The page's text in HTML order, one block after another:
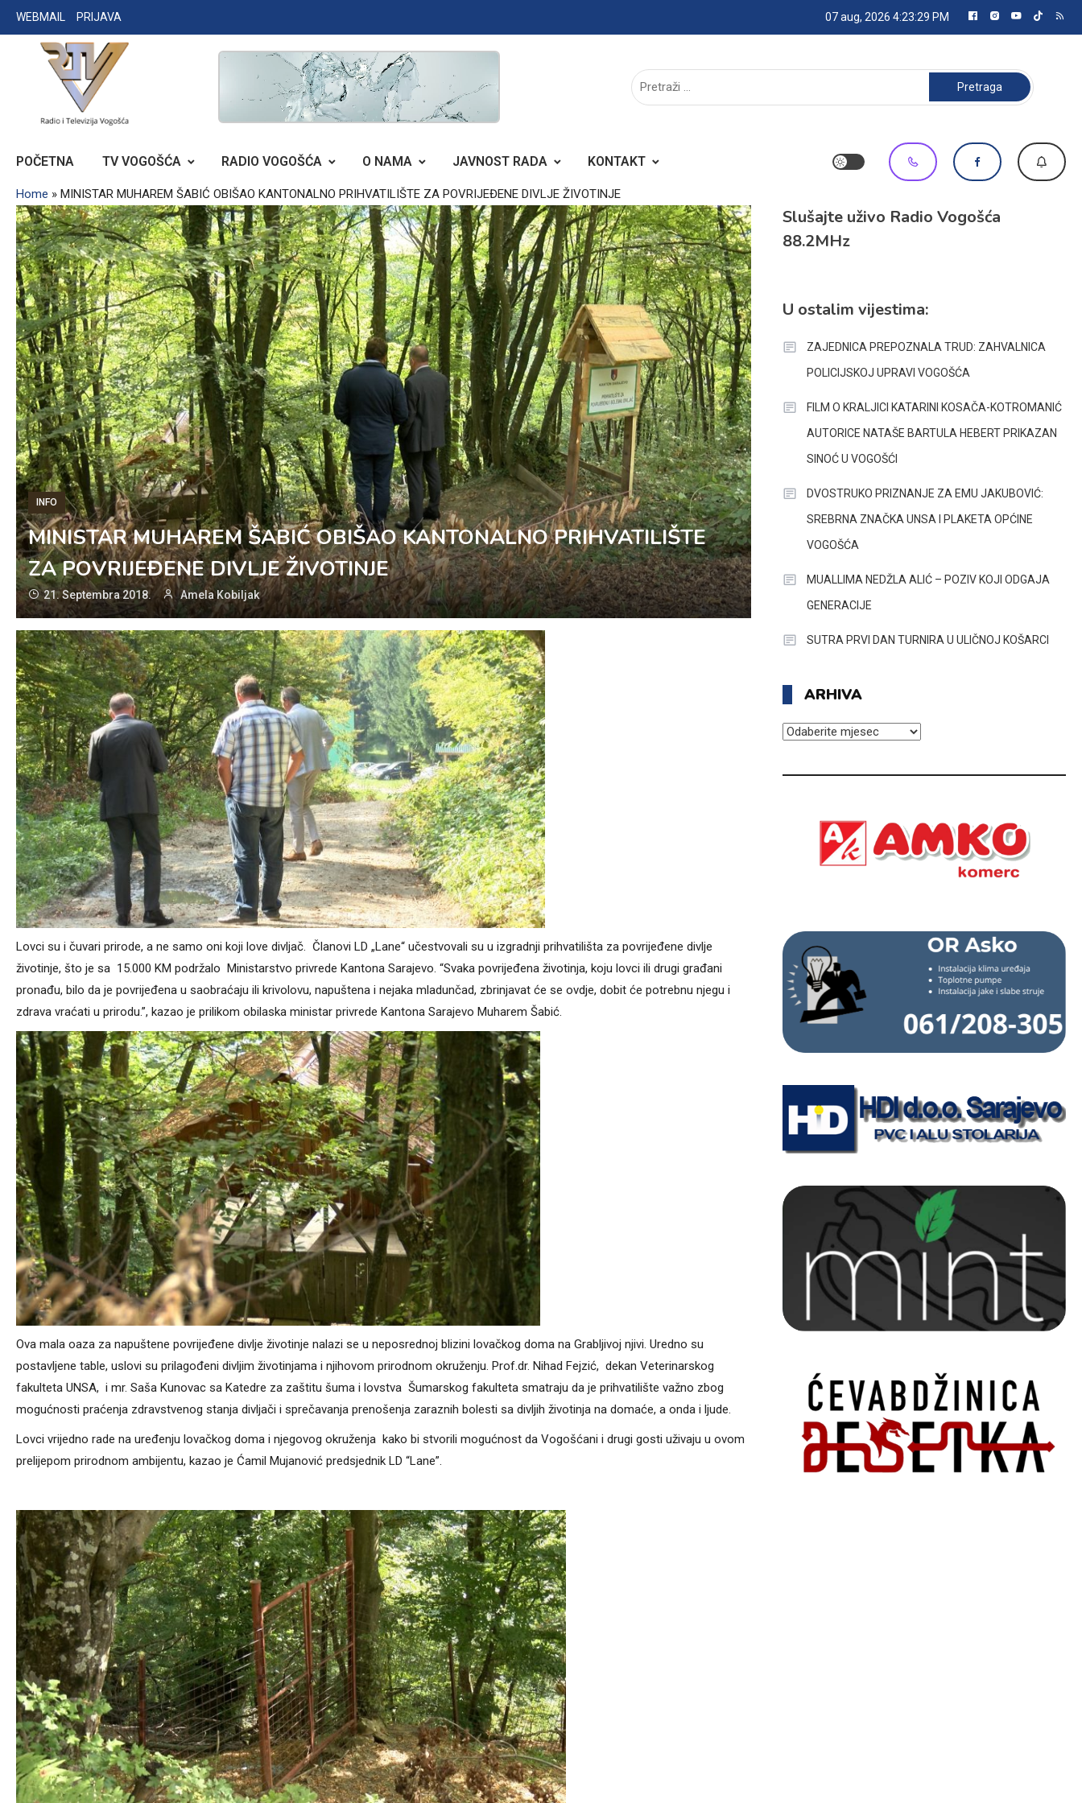
Skip
to
WEBMAIL PRIJAVA 07 aug, 2026 4:23:30 PM
RADIO TELEVIZIJA VOGOŠĆA
Pretraga:
POČETNA TV VOGOŠĆA RADIO VOGOŠĆA O NAMA JAVNOST RADA KONTAKT
Home » MINISTAR MUHAREM ŠABIĆ OBIŠAO KANTONALNO PRIHVATILIŠTE ZA POVRIJEĐENE DIVLJE ŽIVOTINJE
INFO
MINISTAR MUHAREM ŠABIĆ OBIŠAO KANTONALNO PRIHVATILIŠTE
ZA POVRIJEĐENE DIVLJE ŽIVOTINJE
21. Septembra 2018. Amela Kobiljak
Lovci su i čuvari prirode, a ne samo oni koji love divljač. Članovi LD „Lane“ učestvovali su u izgradnji prihvatilišta za povrijeđene divlje
životinje, što je sa 15.000 KM podržalo Ministarstvo privrede Kantona Sarajevo. “Svaka povrijeđena životinja, koju lovci ili drugi građani
pronađu, bilo da je povrijeđena u saobraćaju ili krivolovu, napuštena i nejaka mladunčad, zbrinjavat će se ovdje, dobit će potrebnu njegu i
zdrava vraćati u prirodu.”, kazao je prilikom obilaska ministar privrede Kantona Sarajevo Muharem Šabić.
Ova mala oaza za napuštene povrijeđene divlje životinje nalazi se u neposrednoj blizini lovačkog doma na Grabljivoj njivi. Uredno su
postavljene table, uslovi su prilagođeni divljim životinjama i njihovom prirodnom okruženju. Prof.dr. Nihad Fejzić, dekan Veterinarskog
fakulteta UNSA, i mr. Saša Kunovac sa Katedre za zaštitu šuma i lovstva Šumarskog fakulteta smatraju da je prihvatilište važno zbog
mogućnosti praćenja zdravstvenog stanja divljači i sprečavanja prenošenja zaraznih bolesti sa divljih životinja na domaće, a onda i ljude.
Lovci vrijedno rade na uređenju lovačkog doma i njegovog okruženja kako bi stvorili mogućnost da Vogošćani i drugi gosti uživaju u ovom
prelijepom prirodnom ambijentu, kazao je Ćamil Mujanović predsjednik LD “Lane”.
Slušajte uživo Radio Vogošća
88.2MHz
U ostalim vijestima:
ZAJEDNICA PREPOZNALA TRUD: ZAHVALNICA
POLICIJSKOJ UPRAVI VOGOŠĆA
FILM O KRALJICI KATARINI KOSAČA-KOTROMANIĆ
AUTORICE NATAŠE BARTULA HEBERT PRIKAZAN
SINOĆ U VOGOŠĆI
DVOSTRUKO PRIZNANJE ZA EMU JAKUBOVIĆ:
SREBRNA ZNAČKA UNSA I PLAKETA OPĆINE
VOGOŠĆA
MUALLIMA NEDŽLA ALIĆ – POZIV KOJI ODGAJA
GENERACIJE
SUTRA PRVI DAN TURNIRA U ULIČNOJ KOŠARCI
ARHIVA
ARHIVA